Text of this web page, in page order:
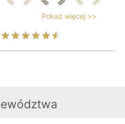
Pokaż więcej >>